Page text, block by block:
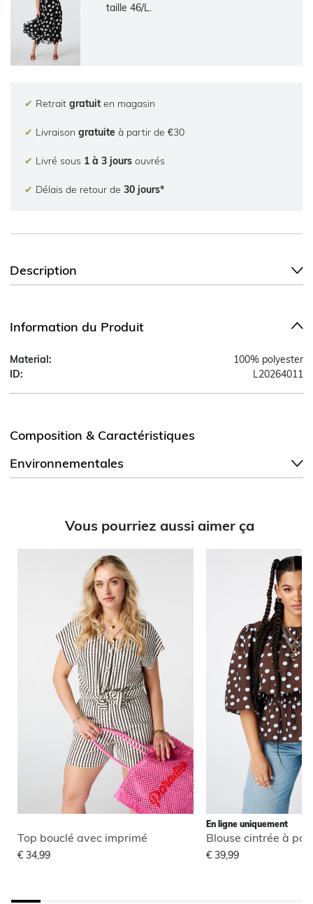
taille 46/L.
✔ Retrait gratuit en magasin
✔ Livraison gratuite à partir de €30
✔ Livré sous 1 à 3 jours ouvrés
✔ Délais de retour de 30 jours*
Description
Information du Produit
Material:
100% polyester
ID:
L20264011
Composition & Caractéristiques
Environnementales
Vous pourriez aussi aimer ça
Top bouclé avec imprimé
€ 34,99
En ligne uniquement
Blouse cintrée à
€ 39,99